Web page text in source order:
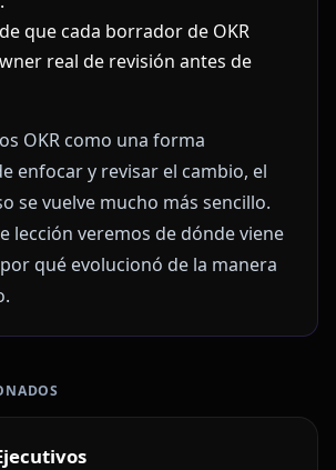
que cada borrador de OKR
real de revisión antes de
OKR como una forma
enfocar y revisar el cambio, el
se vuelve mucho más sencillo.
lección veremos de dónde viene
qué evolucionó de la manera